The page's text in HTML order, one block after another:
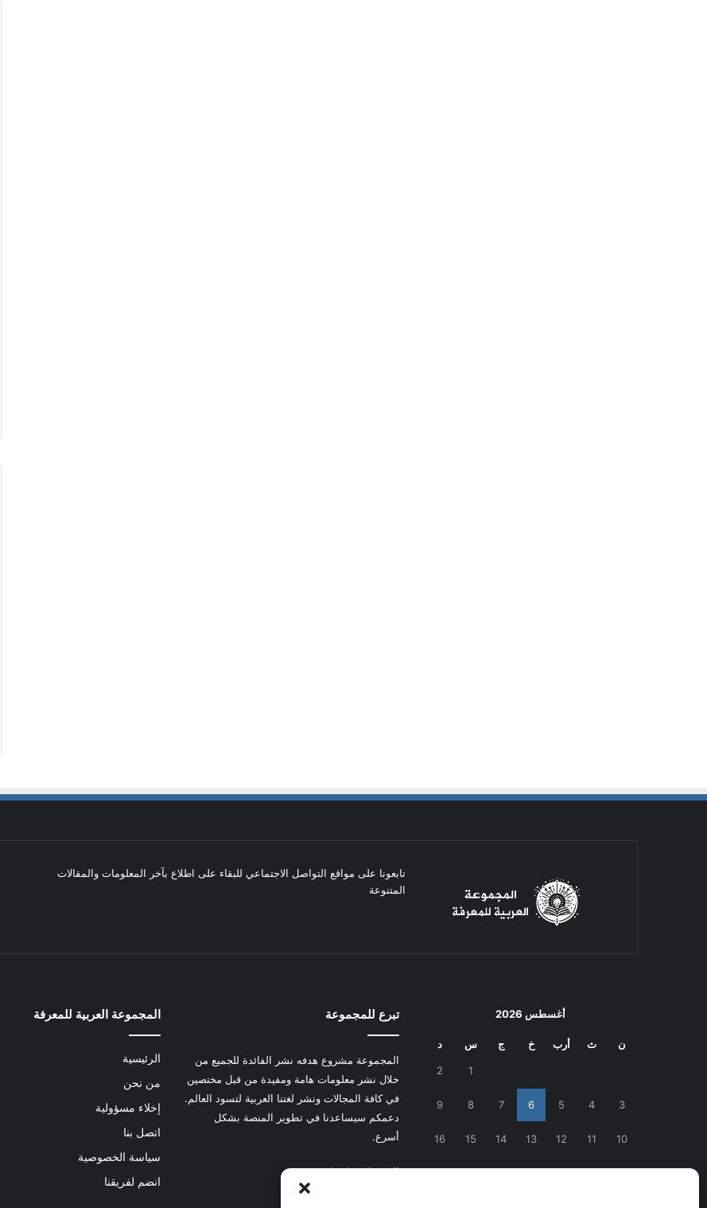
تابعونا على مواقع التواصل الاجتماعي للبقاء على اطلاع بآخر المعلومات والمقالات
المتنوعة
أغسطس 2026
ن ث أرب خ ج س د
1
2
3
4
5
6
7
8
9
10
11
12
13
14
15
16
تبرع للمجموعة
المجموعة مشروع هدفه نشر الفائدة للجميع من
خلال نشر معلومات هامة ومفيدة من قبل مختصين
في كافة المجالات ونشر لغتنا العربية لتسود العالم.
دعمكم سيساعدنا في تطوير المنصة بشكل
أسرع.
للتبرعاضغط هنا
المجموعة العربية للمعرفة
الرئيسية
من نحن
إخلاء مسؤولية
اتصل بنا
سياسة الخصوصية
انضم لفريقنا